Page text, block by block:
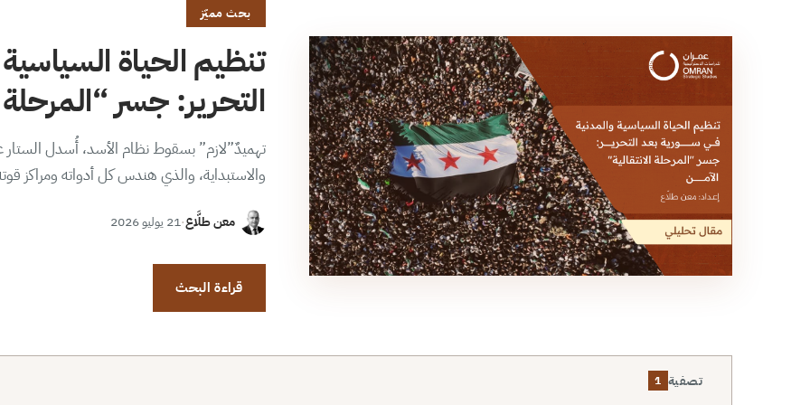
بحث مميّز
تنظيم الحياة
التحرير: جسر “المرحلة
تهميدٌ”لازم” بسقوط نظام الأسد، أُسدل الستار
والاستبداية، والذي هندس كل أدواته ومراكز
معن طلَّاع·21 يوليو 2026
قراءة البحث
تصفية 1